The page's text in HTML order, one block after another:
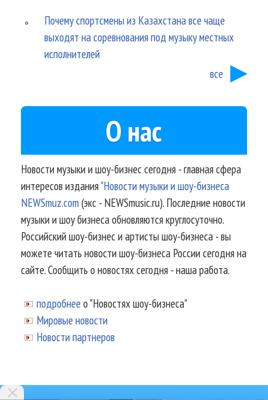
Почему спортсмены из Казахстана все чаще
выходят на соревнования под музыку местных
исполнителей
все
О нас
Новости музыки и шоу-бизнес сегодня - главная сфера
интересов издания"Новости музыки и шоу-бизнеса
NEWSmuz.com(экс - NEWSmusic.ru). Последние новости
музыки и шоу бизнеса обновляются круглосуточно.
Российский шоу-бизнес и артисты шоу-бизнеса - вы
можете читать новости шоу-бизнеса России сегодня на
сайте. Сообщить о новостях сегодня - наша работа.
подробнее о "Новостях шоу-бизнеса"
Мировые новости
Новости партнеров